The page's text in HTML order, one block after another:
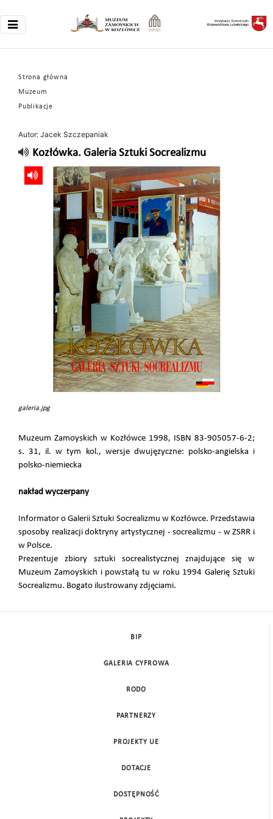
Strona główna
Muzeum
Publikacje
Autor: Jacek Szczepaniak
Kozłówka. Galeria Sztuki Socrealizmu
galeria.jpg
Muzeum Zamoyskich w Kozłówce 1998, ISBN 83-905057-6-2;
s. 31, il. w tym kol., wersje dwujęzyczne: polsko-angielska i
polsko-niemiecka
nakład wyczerpany
Informator o Galerii Sztuki Socrealizmu w Kozłówce. Przedstawia
sposoby realizacji doktryny artystycznej - socrealizmu - w ZSRR i
w Polsce.
Prezentuje zbiory sztuki socrealistycznej znajdujące się w
Muzeum Zamoyskich i powstałą tu w roku 1994 Galerię Sztuki
Socrealizmu. Bogato ilustrowany zdjęciami.
BIP
GALERIA CYFROWA
RODO
PARTNERZY
PROJEKTY UE
DOTACJE
DOSTĘPNOŚĆ